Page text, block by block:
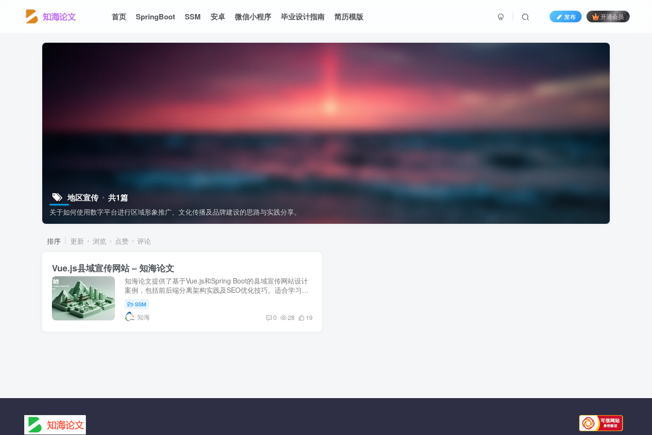
首页 SpringBoot SSM 安卓 微信小程序 毕业设计指南 简历模版 发布 开通会员
地区宣传 共1篇
关于如何使用数字平台进行区域形象推广、文化传播及品牌建设的思路与实践分享。
排序 更新 浏览 点赞 评论
Vue.js县域宣传网站 – 知海论文
知海论文提供了基于Vue.js和Spring Boot的县域宣传网站设计
案例，包括前后端分离架构实践及SEO优化技巧。适合学习现
SSM
知海 0 28 19